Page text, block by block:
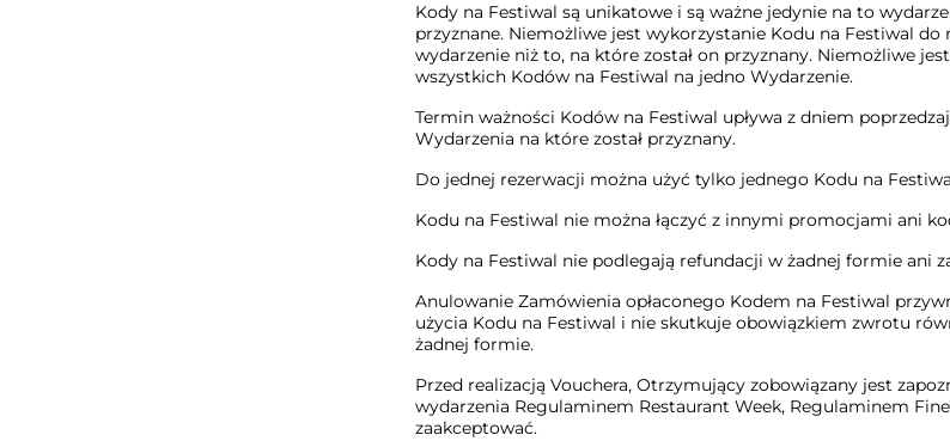
Kody na Festiwal są unikatowe i są ważne jedynie na to
przyznane. Niemożliwe jest wykorzystanie Kodu na Festiwal do
wydarzenie niż to, na które został on przyznany. Niemożliwe
wszystkich Kodów na Festiwal na jedno Wydarzenie.
Termin ważności Kodów na Festiwal upływa z dniem
Wydarzenia na które został przyznany.
Do jednej rezerwacji można użyć tylko jednego Kodu na
Kodu na Festiwal nie można łączyć z innymi promocjami ani
Kody na Festiwal nie podlegają refundacji w żadnej formie ani
Anulowanie Zamówienia opłaconego Kodem na Festiwal
użycia Kodu na Festiwal i nie skutkuje obowiązkiem zwrotu
żadnej formie.
Przed realizacją Vouchera, Otrzymujący zobowiązany jest
wydarzenia Regulaminem Restaurant Week, Regulaminem
zaakceptować.